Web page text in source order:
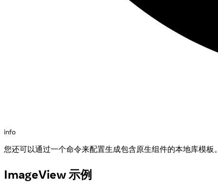
info
您还可以通过一个命令来配置生成包含原生组件的本地库模板
ImageView 示例